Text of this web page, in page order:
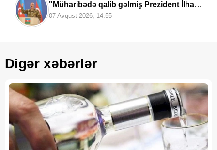
"Müharibədə qalib gəlmiş Prezident İlham
Əliyev sülhü də qazandı" —
Şükürov
07 Avqust 2026, 14:55
Digər xəbərlər